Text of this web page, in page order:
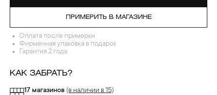
ПРИМЕРИТЬ В МАГАЗИНЕ
Оплата после примерки
Фирменная упаковка в подарок
Гарантия 2 года
КАК ЗАБРАТЬ?
17 магазинов (в наличии в 15)